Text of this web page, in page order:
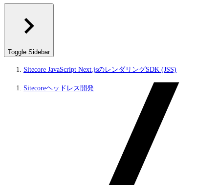
Toggle Sidebar
Sitecore JavaScript Next.jsのレンダリングSDK (JSS)
Sitecoreヘッドレス開発